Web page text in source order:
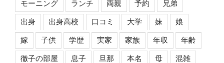
モーニング ランチ 両親 予約 兄弟
出身 出身高校 口コミ 大学 妹 娘
嫁 子供 学歴 実家 家族 年収 年齢
徹子の部屋 息子 旦那 本名 母 混雑